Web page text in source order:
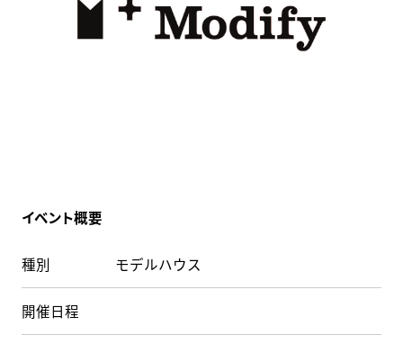
イベント概要
種別 モデルハウス
開催日程